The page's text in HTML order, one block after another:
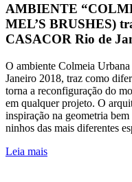
AMBIENTE
MEL’S BRUSHES)
CASACOR Rio de
O ambiente Colmeia
Janeiro 2018, traz como
torna a reconfiguração do
em qualquer projeto. O
inspiração na geometria
ninhos das mais diferentes
Leia mais